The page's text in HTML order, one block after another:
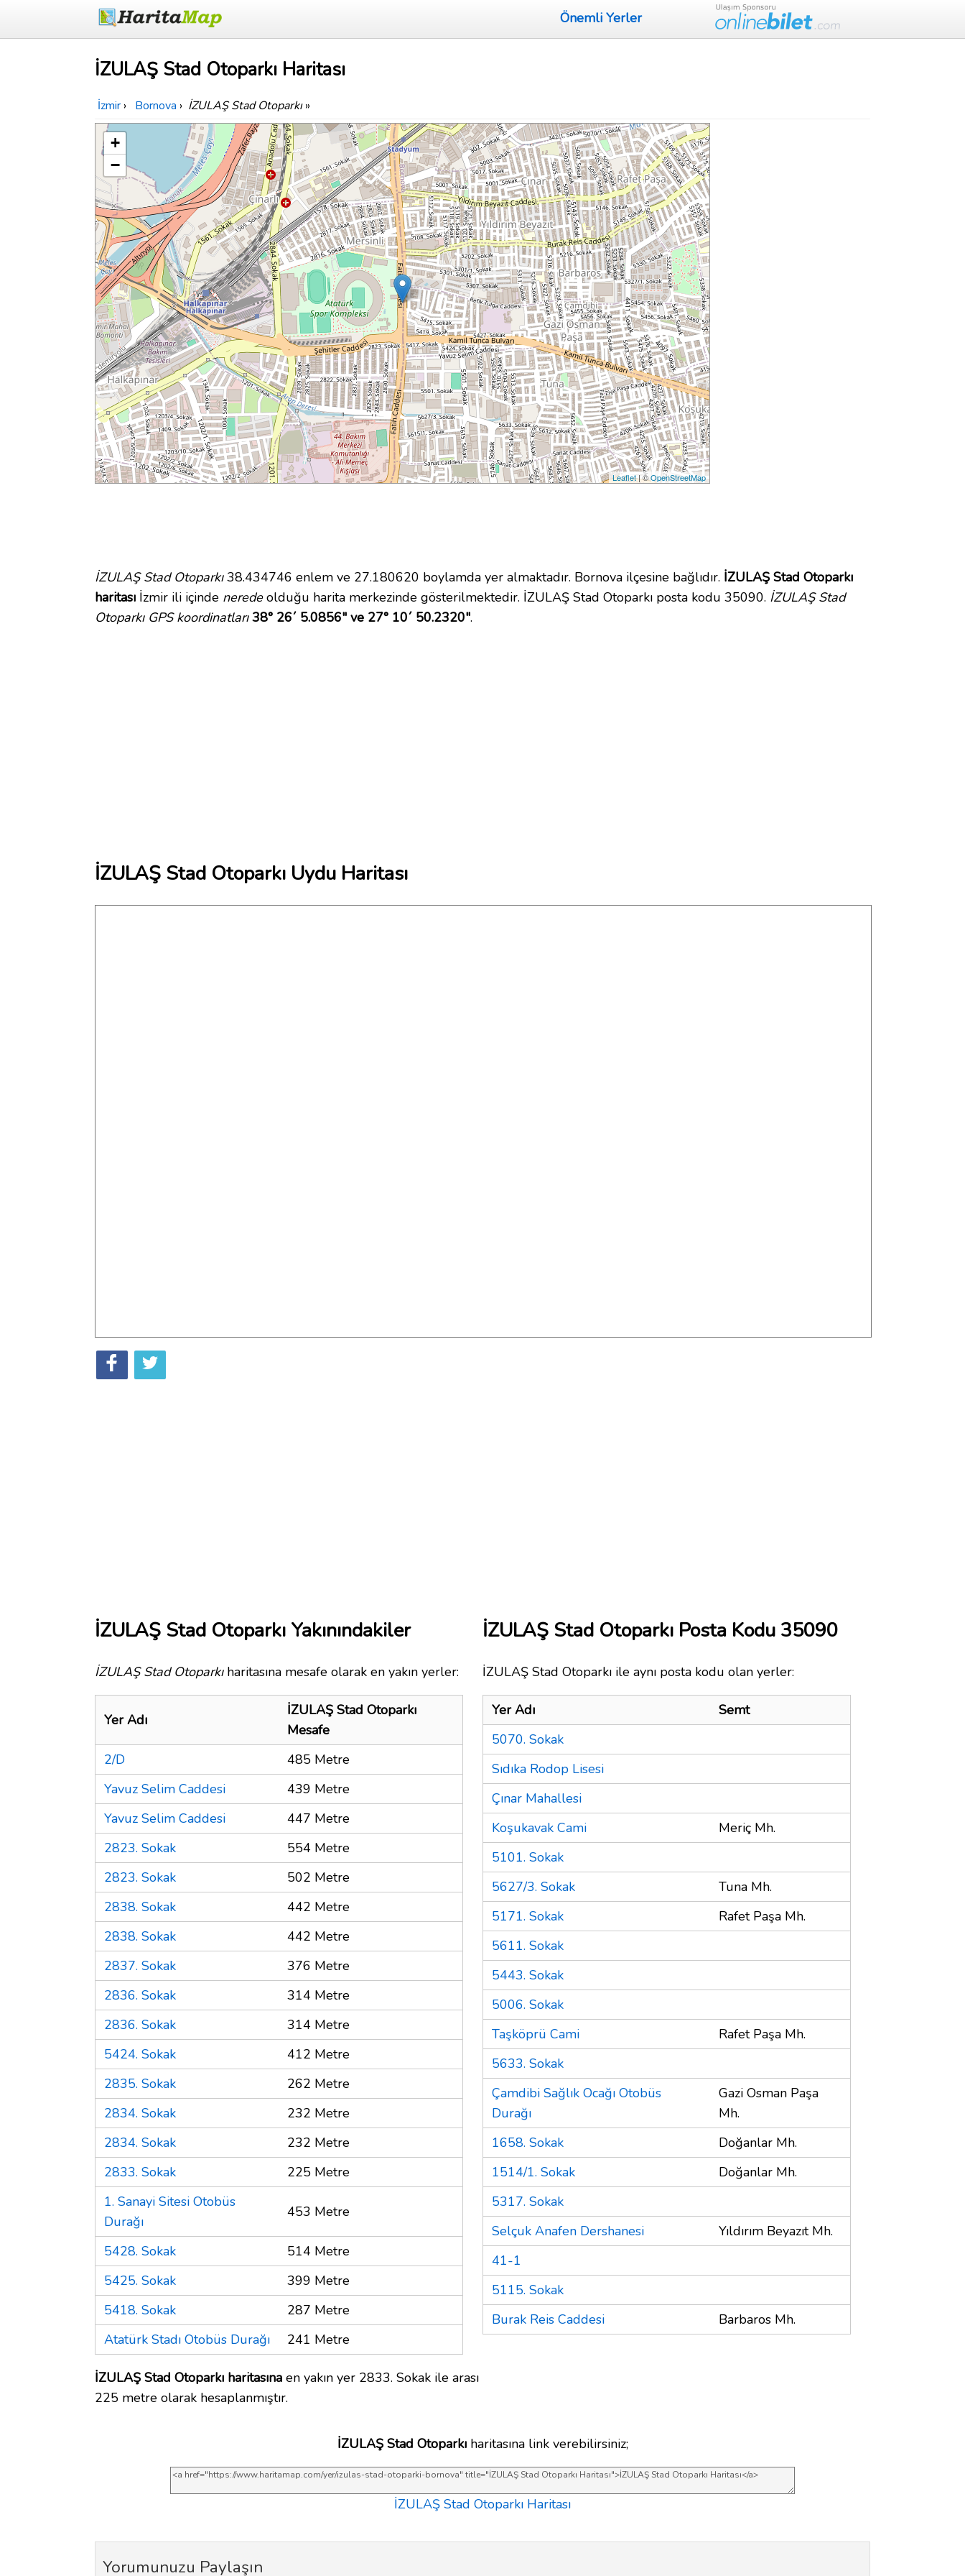
Önemli Yerler
İZULAŞ Stad Otoparkı Haritası
İzmir › Bornova › İZULAŞ Stad Otoparkı»
+
−
Leaflet| ©OpenStreetMap
İZULAŞ Stad Otoparkı38.434746 enlem ve 27.180620 boylamda yer almaktadır. Bornova ilçesine bağlıdır. İZULAŞ Stad Otoparkı
haritası İzmir ili içinde neredeolduğu harita merkezinde gösterilmektedir. İZULAŞ Stad Otoparkı posta kodu 35090. İZULAŞ Stad
Otoparkı GPS koordinatları 38° 26´ 5.0856" ve 27° 10´ 50.2320".
İZULAŞ Stad Otoparkı Uydu Haritası
İZULAŞ Stad Otoparkı Yakınındakiler
İZULAŞ Stad Otoparkıharitasına mesafe olarak en yakın yerler:
Yer Adı
İZULAŞ Stad Otoparkı
Mesafe
2/D
485 Metre
Yavuz Selim Caddesi
439 Metre
Yavuz Selim Caddesi
447 Metre
2823. Sokak
554 Metre
2823. Sokak
502 Metre
2838. Sokak
442 Metre
2838. Sokak
442 Metre
2837. Sokak
376 Metre
2836. Sokak
314 Metre
2836. Sokak
314 Metre
5424. Sokak
412 Metre
2835. Sokak
262 Metre
2834. Sokak
232 Metre
2834. Sokak
232 Metre
2833. Sokak
225 Metre
1. Sanayi Sitesi Otobüs
Durağı
453 Metre
5428. Sokak
514 Metre
5425. Sokak
399 Metre
5418. Sokak
287 Metre
Atatürk Stadı Otobüs Durağı
241 Metre
İZULAŞ Stad Otoparkı haritasına en yakın yer 2833. Sokak ile arası
225 metre olarak hesaplanmıştır.
İZULAŞ Stad Otoparkı Posta Kodu 35090
İZULAŞ Stad Otoparkı ile aynı posta kodu olan yerler:
Yer Adı
Semt
5070. Sokak
Sıdıka Rodop Lisesi
Çınar Mahallesi
Koşukavak Cami
Meriç Mh.
5101. Sokak
5627/3. Sokak
Tuna Mh.
5171. Sokak
Rafet Paşa Mh.
5611. Sokak
5443. Sokak
5006. Sokak
Taşköprü Cami
Rafet Paşa Mh.
5633. Sokak
Çamdibi Sağlık Ocağı Otobüs
Durağı
Gazi Osman Paşa
Mh.
1658. Sokak
Doğanlar Mh.
1514/1. Sokak
Doğanlar Mh.
5317. Sokak
Selçuk Anafen Dershanesi
Yıldırım Beyazıt Mh.
41-1
5115. Sokak
Burak Reis Caddesi
Barbaros Mh.
İZULAŞ Stad Otoparkıharitasına link verebilirsiniz;
İZULAŞ Stad Otoparkı Haritası
Yorumunuzu Paylaşın